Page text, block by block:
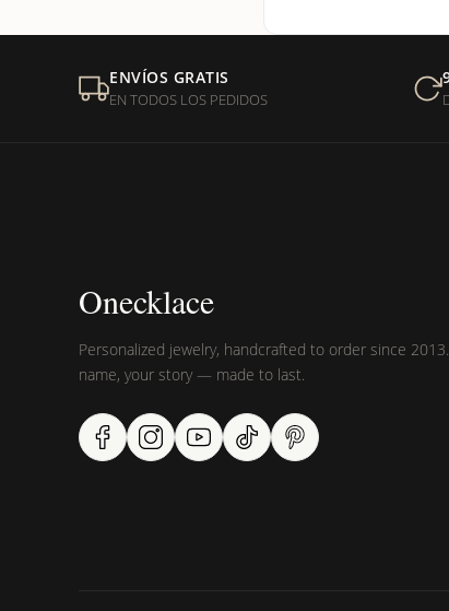
¿Sus productos son
ENVÍOS GRATIS
EN TODOS LOS PEDIDOS
Onecklace
Personalized jewelry, handcrafted to order since
name, your story — made to last.